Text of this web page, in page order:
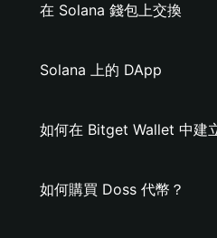
在 Solana 錢包上交換
Solana 上的 DApp
如何在 Bitget Wallet 中建
如何購買 Doss 代幣？